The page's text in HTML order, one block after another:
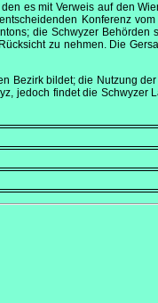
es mit Verweis auf den
Konferenz vom
die Schwyzer Behörden
zu nehmen. Die
Bezirk bildet; die Nutzung
jedoch findet die Schwyzer